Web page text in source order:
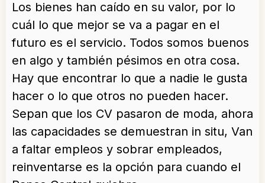
Los bienes han caído en su valor, por lo
cuál lo que mejor se va a pagar en el
futuro es el servicio. Todos somos buenos
en algo y también pésimos en otra cosa.
Hay que encontrar lo que a nadie le gusta
hacer o lo que otros no pueden hacer.
Sepan que los CV pasaron de moda, ahora
las capacidades se demuestran in situ, Van
a faltar empleos y sobrar empleados,
reinventarse es la opción para cuando el